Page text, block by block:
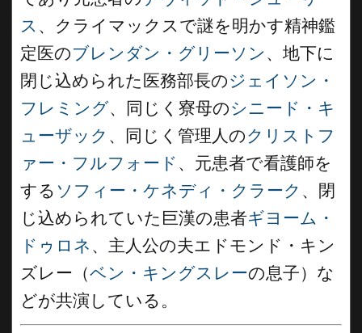
ス 、クライマックスで謎を明かす精神鑑
定医のブレンダン・グリーソン 、地下に
閉じ込められた医務部長のジェイソン・
フレミング、同じく寮母のシニード・キ
ューザック 、同じく管理人のクリストフ
ァー・フルフォード 、元患者で看護師を
する ソフィー・ケネディ・クラーク 、閉
じ込められていた巨漢の患者ギヨーム・
ドゥロネ 、主人公の夫エドモンド・キン
ズレー（ベン・キングスレーの息子）な
どが共演している。